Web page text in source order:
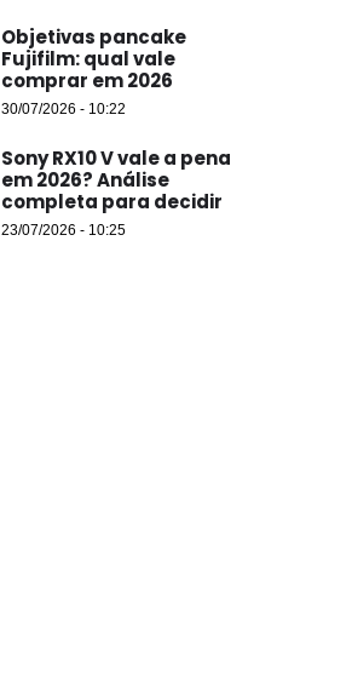
Objetivas pancake
Fujifilm: qual vale
comprar em 2026
30/07/2026 - 10:22
Sony RX10 V vale a pena
em 2026? Análise
completa para decidir
23/07/2026 - 10:25